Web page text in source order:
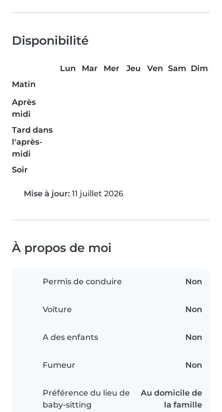
Disponibilité
Lun Mar Mer Jeu Ven Sam Dim
Matin
Après
midi
Tard dans
l'après-
midi
Soir
Mise à jour: 11 juillet 2026
À propos de moi
Permis de conduire Non
Voiture Non
A des enfants Non
Fumeur Non
Préférence du lieu de
baby-sitting
Au domicile de
la famille